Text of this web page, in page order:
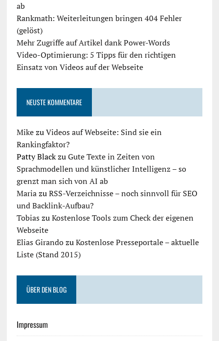
ab
Rankmath: Weiterleitungen bringen 404 Fehler
(gelöst)
Mehr Zugriffe auf Artikel dank Power-Words
Video-Optimierung: 5 Tipps für den richtigen
Einsatz von Videos auf der Webseite
NEUSTE KOMMENTARE
MikezuVideos auf Webseite: Sind sie ein
Rankingfaktor?
Patty BlackzuGute Texte in Zeiten von
Sprachmodellen und künstlicher Intelligenz – so
grenzt man sich von AI ab
MariazuRSS-Verzeichnisse – noch sinnvoll für SEO
und Backlink-Aufbau?
Tobias zuKostenlose Tools zum Check der eigenen
Webseite
Elias GirandozuKostenlose Presseportale – aktuelle
Liste (Stand 2015)
ÜBER DEN BLOG
Impressum